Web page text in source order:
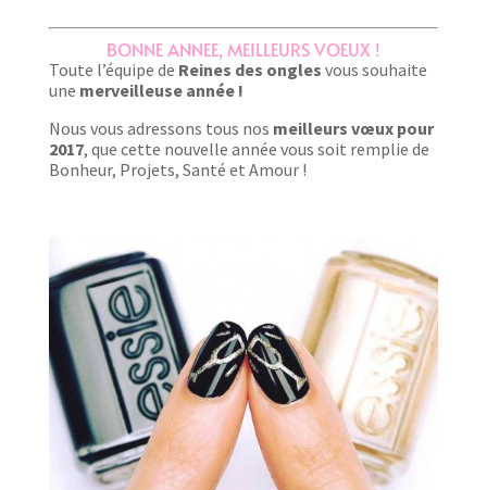
BONNE ANNEE, MEILLEURS VOEUX !
Toute l’équipe de Reines des ongles vous souhaite
une merveilleuse année !
Nous vous adressons tous nos meilleurs vœux pour
2017, que cette nouvelle année vous soit remplie de
Bonheur, Projets, Santé et Amour !